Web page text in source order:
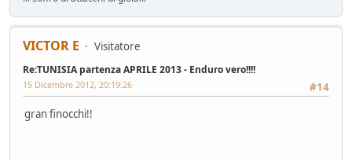
VICTOR E Visitatore
Re:TUNISIA partenza APRILE 2013 - Enduro vero!!!!
#14
15 Dicembre 2012, 20:19:26
gran finocchi!!